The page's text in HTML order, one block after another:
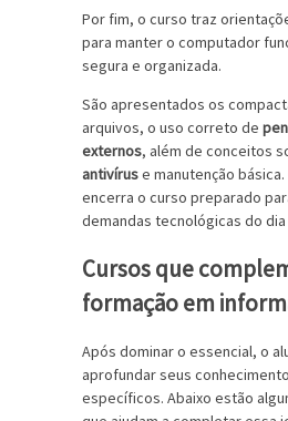
Por fim, o curso traz
para manter o computador
segura e organizada.
São apresentados os
arquivos, o uso correto de
externos, além de conceitos
antivíruse manutenção
encerra o curso preparado
demandas tecnológicas do dia
Cursos que
formação em
Após dominar o essencial, o
aprofundar seus
específicos. Abaixo estão